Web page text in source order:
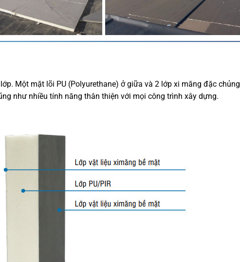
Một mặt lõi PU (Polyurethane) ở giữa và 2 lớp xi măng đặc chủng
như nhiều tính năng thân thiện với mọi công trình xây dựng.